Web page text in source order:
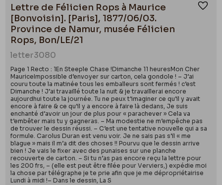
Lettre de Félicien Rops à Maurice
[Bonvoisin]. [Paris], 1877/06/03.
Province de Namur, musée Félicien
Rops, Bon/LE/21
letter3080
Page 1 Recto : 1En Steeple Chase !Dimanche 11 heuresMon Cher
MauriceImpossible d’envoyer sur carton, cela gondole ! – J’ai
couru toute la matinée tous les emballeurs sont fermés ! c’est
Dimanche ! J’ai travaillé toute la nuit & je travaillerai encore
aujourdhui toute la journée. Tu ne peux t’imaginer ce qu’il y avait
encore à faire & ce qu’il y a encore à faire là dedans, Je suis
enchanté d’avoir un jour de plus pour « parachever » Cela va
t’embêter mais tu y gagneras. – Ma modestie ne m’empêche pas
de trouver le dessin réussi. – C’est une tentative nouvelle qui a sa
formule. Carolus Duran est venu voir. Je ne sais pas s’il « me
blague » mais il m’a dit des choses !! Pourvu que le dessin arrive
bien ! Je vais le fixer avec des punaises sur une planche
recouverte de carton. – Si tu n’as pas encore reçu la lettre pour
les 200 frs, – (elle est peut être filée pour Verviers,) expédie moi
la chose par télégraphe je te prie afin que je me dépropriétairise
Lundi à midi !– Dans le dessin, La S